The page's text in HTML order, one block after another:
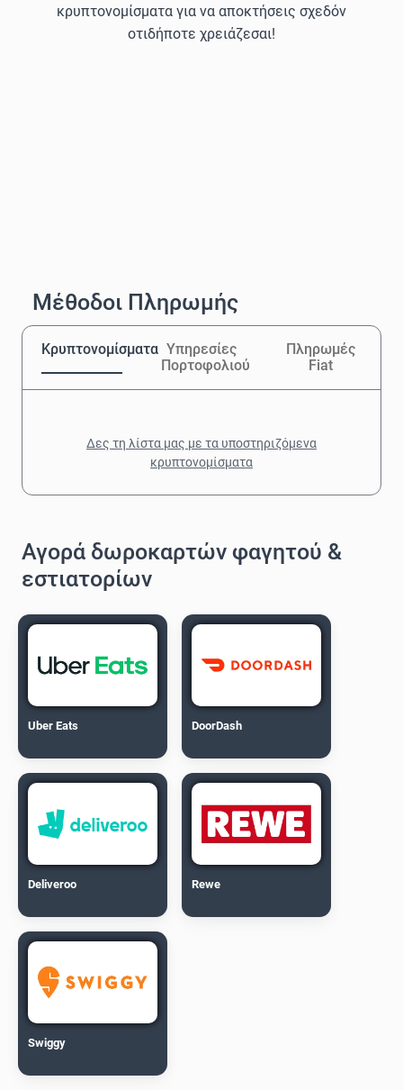
κρυπτονομίσματα για να αποκτήσεις σχεδόν
οτιδήποτε χρειάζεσαι!
Μέθοδοι Πληρωμής
Κρυπτονομίσματα Υπηρεσίες
Πορτοφολιού
Πληρωμές
Fiat
Δες τη λίστα μας με τα υποστηριζόμενα
κρυπτονομίσματα
Αγορά δωροκαρτών φαγητού &
εστιατορίων
Uber Eats DoorDash
Deliveroo Rewe
Swiggy